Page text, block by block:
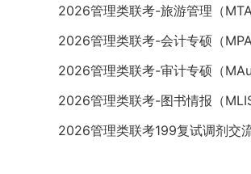
2026管理类联考-旅游管理（
2026管理类联考-会计专硕（
2026管理类联考-审计专硕（
2026管理类联考-图书情报（
2026管理类联考199复试调剂交